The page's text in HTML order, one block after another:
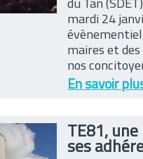
mardi 24
maires et
nos
En savoir
TE81,
ses